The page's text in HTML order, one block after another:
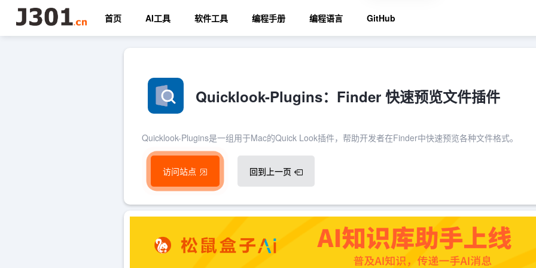
首页 AI工具 软件工具 编程手册 编程语言 GitHub
Quicklook-Plugins：Finder 快速预览文件插件
Quicklook-Plugins是一组用于Mac的Quick Look插件，帮助开发者在Finder中快速预览各种文件格式。
访问站点 回到上一页